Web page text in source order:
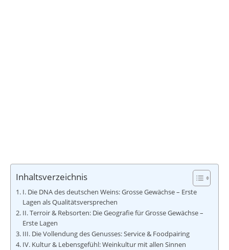
Inhaltsverzeichnis
I. Die DNA des deutschen Weins: Grosse Gewächse – Erste
Lagen als Qualitätsversprechen
II. Terroir & Rebsorten: Die Geografie für Grosse Gewächse –
Erste Lagen
III. Die Vollendung des Genusses: Service & Foodpairing
IV. Kultur & Lebensgefühl: Weinkultur mit allen Sinnen